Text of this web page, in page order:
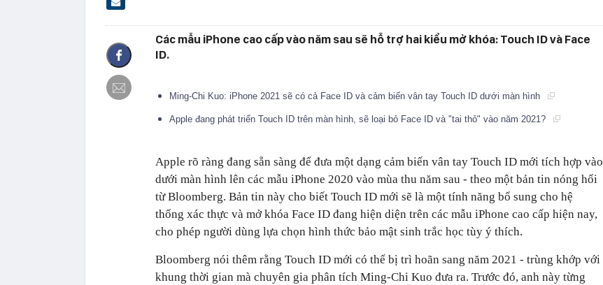
Các mẫu iPhone cao cấp vào năm sau sẽ hỗ trợ hai kiểu mở khóa: Touch ID và Face
ID.
Ming-Chi Kuo: iPhone 2021 sẽ có cả Face ID và cảm biến vân tay Touch ID dưới màn hình
Apple đang phát triển Touch ID trên màn hình, sẽ loại bỏ Face ID và "tai thỏ" vào năm 2021?
Apple rõ ràng đang sẵn sàng để đưa một dạng cảm biến vân tay Touch ID mới tích hợp vào
dưới màn hình lên các mẫu iPhone 2020 vào mùa thu năm sau - theo một bản tin nóng hổi
từ Bloomberg. Bản tin này cho biết Touch ID mới sẽ là một tính năng bổ sung cho hệ
thống xác thực và mở khóa Face ID đang hiện diện trên các mẫu iPhone cao cấp hiện nay,
cho phép người dùng lựa chọn hình thức bảo mật sinh trắc học tùy ý thích.
Bloomberg nói thêm rằng Touch ID mới có thể bị trì hoãn sang năm 2021 - trùng khớp với
khung thời gian mà chuyên gia phân tích Ming-Chi Kuo đưa ra. Trước đó, anh này từng